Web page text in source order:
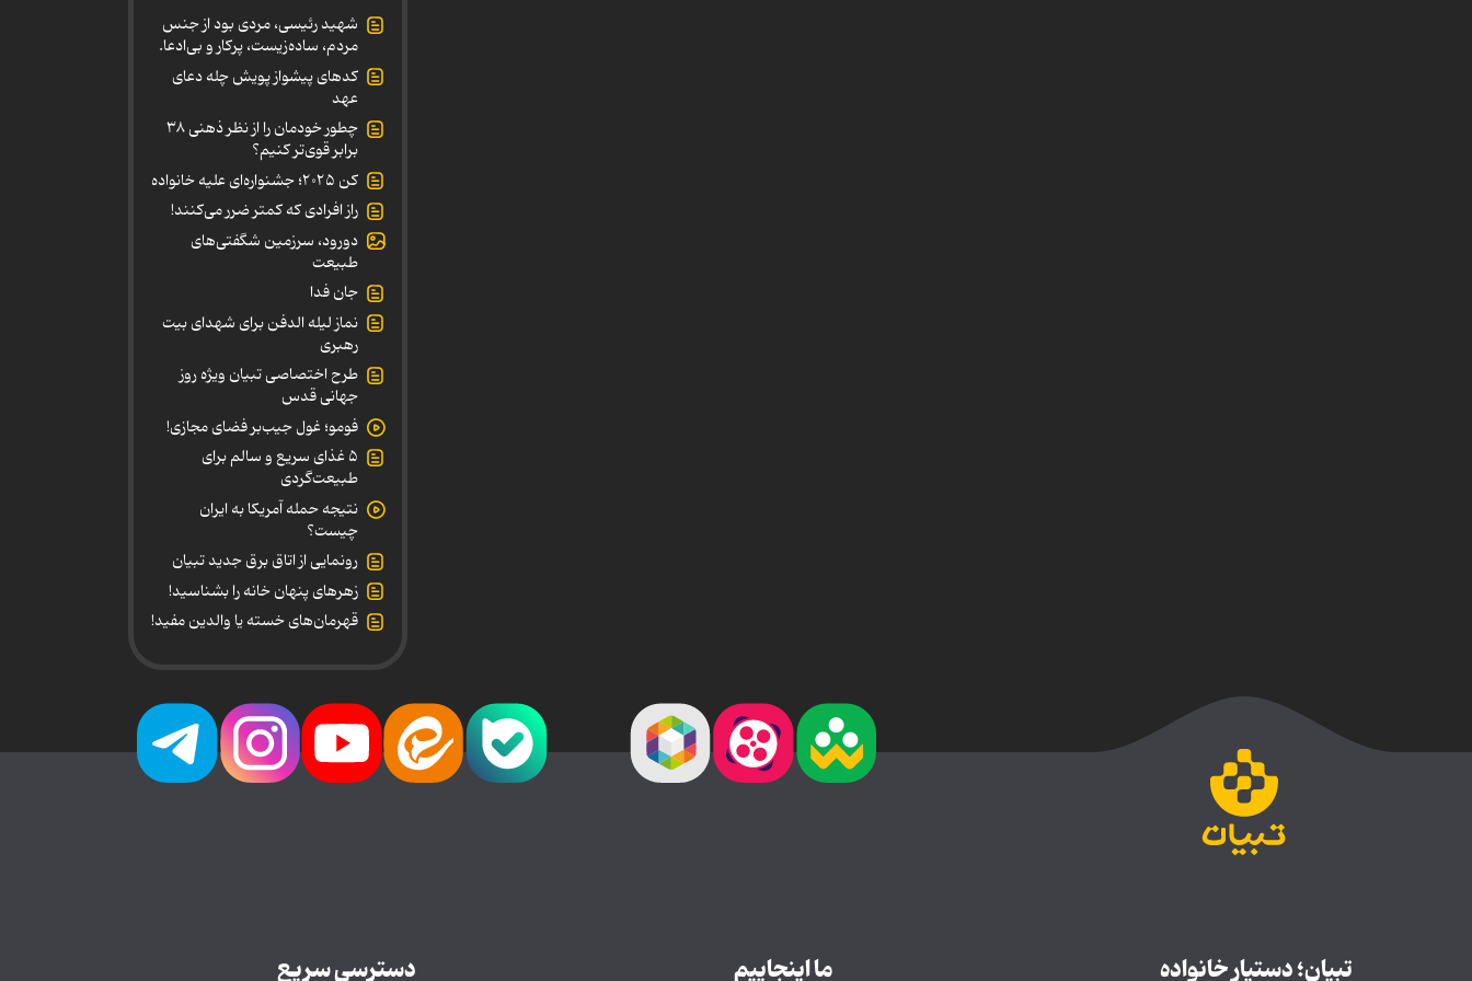
شهید رئیسی، مردی بود از جنس
مردم، ساده‌زیست، پرکار و بی‌ادعا.
کدهای پیشواز پویش چله دعای
عهد
چطور خودمان را از نظر ذهنی ۳۸
برابر قوی‌تر کنیم؟
کن ۲۰۲۵؛ جشنواره‌ای علیه خانواده
راز افرادی که کمتر ضرر می‌کنند!
دورود، سرزمین شگفتی‌های
طبیعت
جان فدا
نماز لیله الدفن برای شهدای بیت
رهبری
طرح اختصاصی تبیان ویژه روز
جهانی قدس
فومو؛ غول جیب‌بر فضای مجازی!
۵ غذای سریع و سالم برای
طبیعت‌گردی
نتیجه حمله آمریکا به ایران
چیست؟
رونمایی از اتاق برق جدید تبیان
زهرهای پنهان خانه را بشناسید!
قهرمان‌های خسته یا والدین مفید!
تبیان؛ دستیار خانواده ما اینجاییم دسترسی سریع